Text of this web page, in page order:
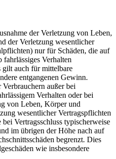
der Verletzung von Leben,
der Verletzung wesentlicher
nur für Schäden, die auf
fahrlässiges Verhalten
auch für mittelbare
entgangenen Gewinn.
außer bei
Verhalten oder bei
von Leben, Körper und
wesentlicher Vertragspflichten
Vertragsschluss typischerweise
im übrigen der Höhe nach auf
begrenzt. Dies
wie insbesondere